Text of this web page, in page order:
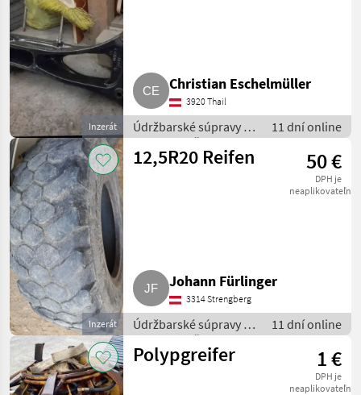
Inzerát
Christian Eschelmüller
3920 Thail
Údržbarské súpravy a
súčiastky / Časti pre
nákladné autá
11 dní online
Inzerát
12,5R20 Reifen 50 €
DPH je
neaplikovateľné
Johann Fürlinger
3314 Strengberg
Údržbarské súpravy a
súčiastky / Časti pre
nákladné autá
11 dní online
Polypgreifer 1 €
DPH je
neaplikovateľné